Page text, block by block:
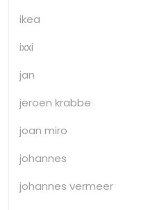
ikea
ixxi
jan
jeroen krabbe
joan miro
johannes
johannes vermeer